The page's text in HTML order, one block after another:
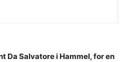
Da Salvatore i Hammel, for en